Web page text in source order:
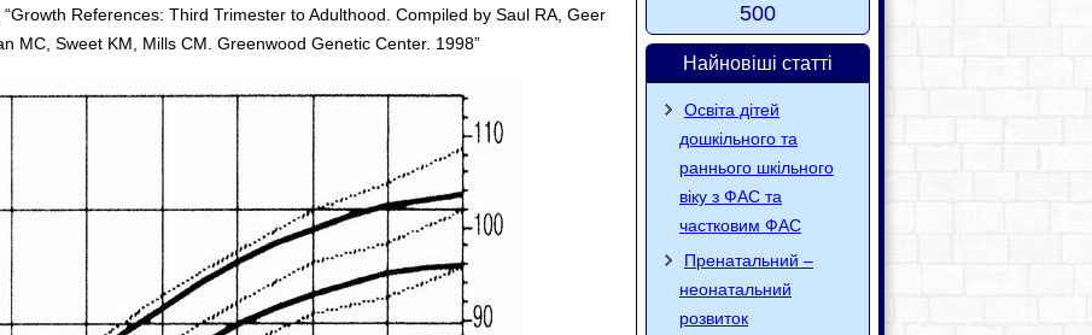
“Growth References: Third Trimester to Adulthood. Compiled by Saul RA, Geer
MC, Sweet KM, Mills CM. Greenwood Genetic Center. 1998”
500
Найновіші статті
Освіта дітей
дошкільного та
раннього шкільного
віку з ФАС та
частковим ФАС
Пренатальний –
неонатальний
розвиток